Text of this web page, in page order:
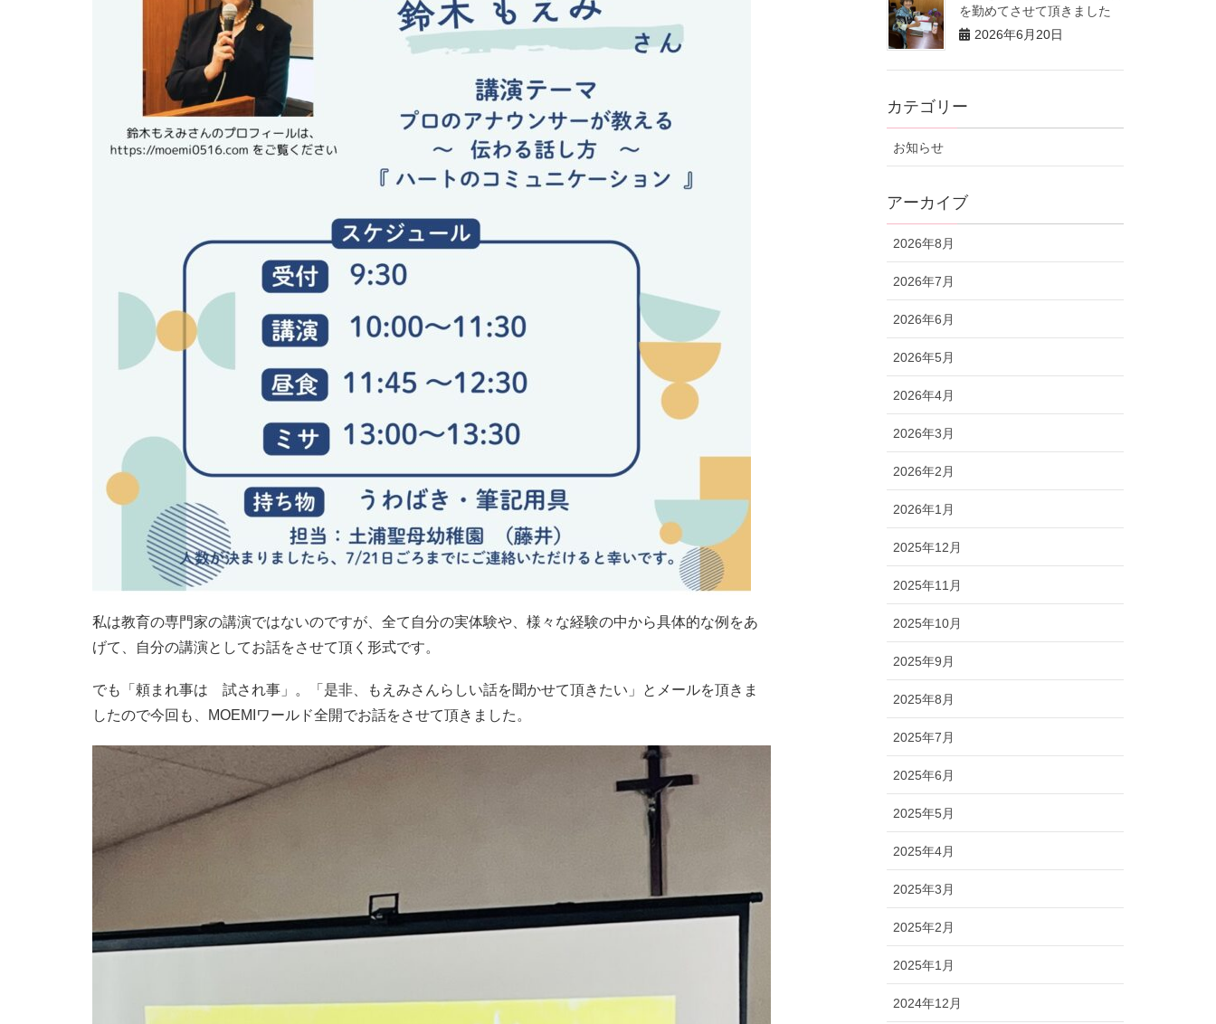
私は教育の専門家の講演ではないのですが、全て自分の実体験や、様々な経験の中から具体的な例をあ
げて、自分の講演としてお話をさせて頂く形式です。
でも「頼まれ事は 試され事」。「是非、もえみさんらしい話を聞かせて頂きたい」とメールを頂きま
したので今回も、MOEMIワールド全開でお話をさせて頂きました。
を勤めてさせて頂きました
2026年6月20日
カテゴリー
お知らせ
アーカイブ
2026年8月
2026年7月
2026年6月
2026年5月
2026年4月
2026年3月
2026年2月
2026年1月
2025年12月
2025年11月
2025年10月
2025年9月
2025年8月
2025年7月
2025年6月
2025年5月
2025年4月
2025年3月
2025年2月
2025年1月
2024年12月